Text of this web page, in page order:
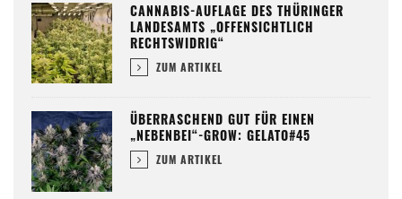
CANNABIS-AUFLAGE DES THÜRINGER
LANDESAMTS „OFFENSICHTLICH
RECHTSWIDRIG“
ZUM ARTIKEL
ÜBERRASCHEND GUT FÜR EINEN
„NEBENBEI“-GROW: GELATO#45
ZUM ARTIKEL